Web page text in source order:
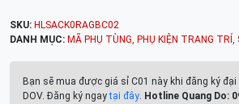
SKU: HLSACK0RAGBC02
DANH MỤC: MÃ PHỤ TÙNG, PHỤ KIỆN TRANG TRÍ ,
Bạn sẽ mua được giá sỉ C01 này khi đăng ký
DOV. Đăng ký ngaytại đây. Hotline Quang Do: